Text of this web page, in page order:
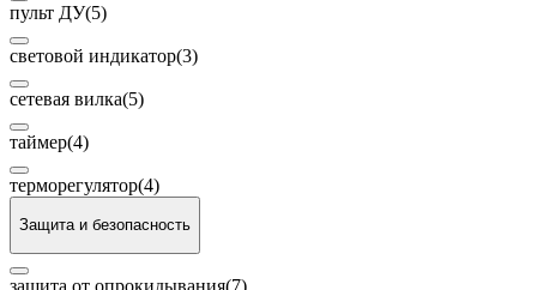
пульт ДУ(5)
световой индикатор(3)
сетевая вилка(5)
таймер(4)
терморегулятор(4)
Защита и безопасность
защита от опрокидывания(7)